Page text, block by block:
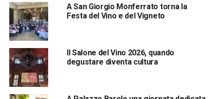
A San Giorgio Monferrato torna la
Festa del Vino e del Vigneto
Il Salone del Vino 2026, quando
degustare diventa cultura